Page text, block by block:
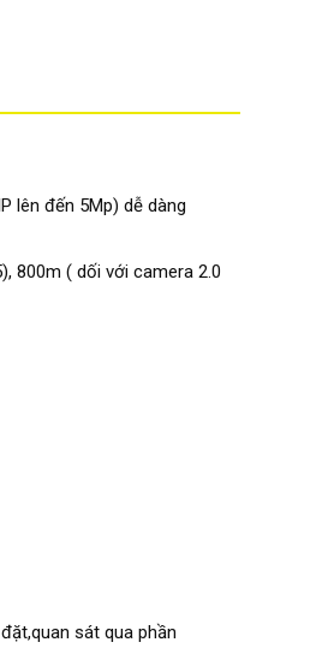
lên đến 5Mp) dễ dàng
800m ( dối với camera 2.0
sát qua phần